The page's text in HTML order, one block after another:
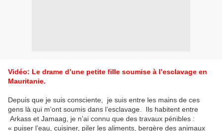
Vidéo: Le drame d’une petite fille soumise à l’esclavage en
Mauritanie.
Depuis que je suis consciente, je suis entre les mains de ces
gens là qui m’ont soumis dans l’esclavage. Ils habitent entre
Arkass et Jamaag, je n’ai connu que des travaux pénibles :
« puiser l’eau, cuisiner, piler les aliments, bergère des animaux